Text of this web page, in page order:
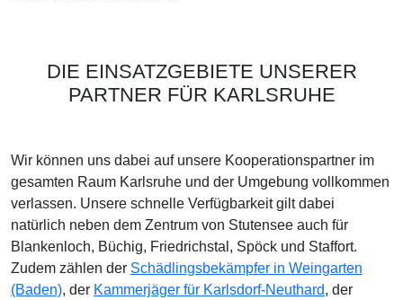
DIE EINSATZGEBIETE UNSERER
PARTNER FÜR KARLSRUHE
Wir können uns dabei auf unsere Kooperationspartner im
gesamten Raum Karlsruhe und der Umgebung vollkommen
verlassen. Unsere schnelle Verfügbarkeit gilt dabei
natürlich neben dem Zentrum von Stutensee auch für
Blankenloch, Büchig, Friedrichstal, Spöck und Staffort.
Zudem zählen der Schädlingsbekämpfer in Weingarten
(Baden), der Kammerjäger für Karlsdorf-Neuthard, der